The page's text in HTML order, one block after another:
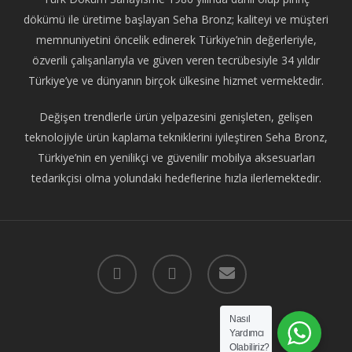
dökümü ile üretime başlayan Seha Bronz; kaliteyi ve müşteri
memnuniyetini öncelik edinerek Türkiye’nin değerleriyle,
özverili çalışanlarıyla ve güven veren tecrübesiyle 34 yıldır
Türkiye’ye ve dünyanın birçok ülkesine hizmet vermektedir.
Değişen trendlerle ürün yelpazesini genişleten, gelişen
teknolojiyle ürün kaplama tekniklerini iyileştiren Seha Bronz,
Türkiye’nin en yenilikçi ve güvenilir mobilya aksesuarları
tedarikçisi olma yolundaki hedeflerine hızla ilerlemektedir.
facebook instagram email
Nasıl
Yardımcı
Olabiliriz?